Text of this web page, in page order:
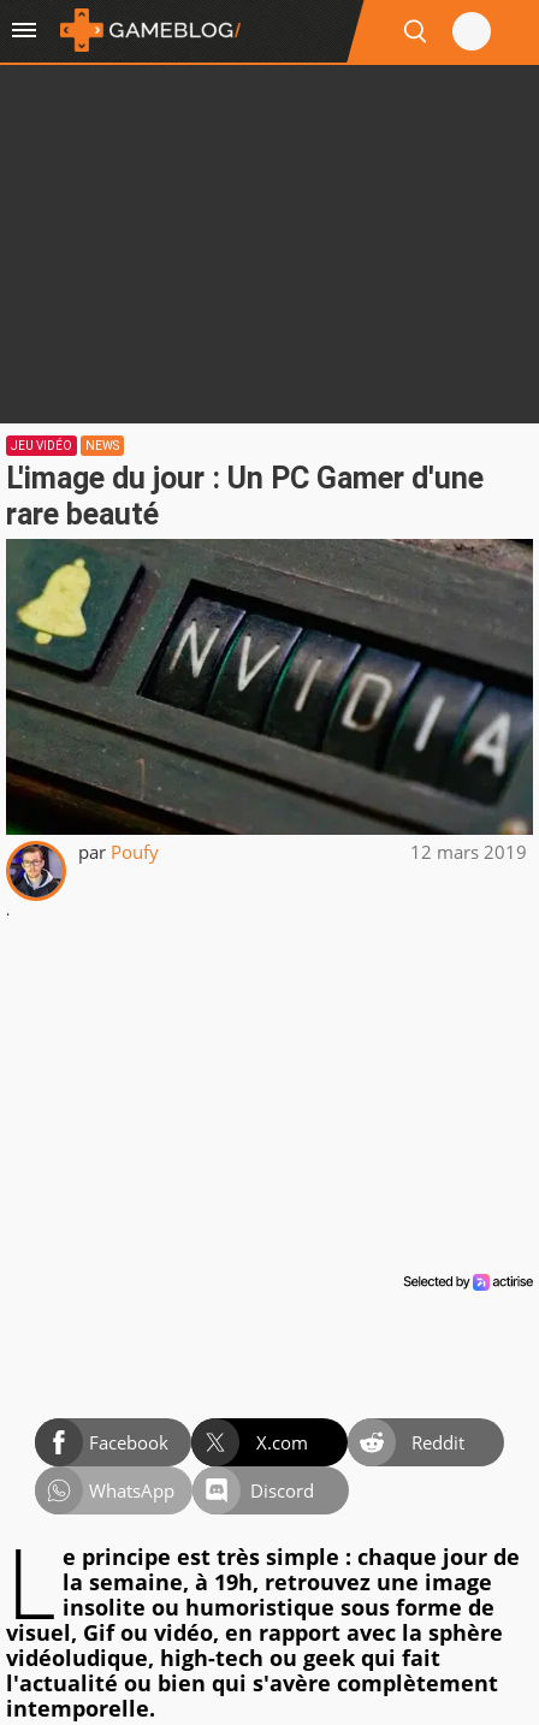
JEU VIDÉO NEWS
L'image du jour : Un PC Gamer d'une
rare beauté
par Poufy 12 mars 2019
.
Facebook X.com
Reddit
WhatsApp
Discord
L e principe est très simple : chaque jour de
la semaine, à 19h, retrouvez une image
insolite ou humoristique sous forme de
visuel, Gif ou vidéo, en rapport avec la sphère
vidéoludique, high-tech ou geek qui fait
l'actualité ou bien qui s'avère complètement
intemporelle.